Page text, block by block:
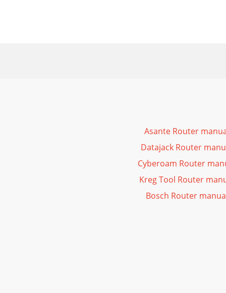
Asante Router
Datajack Router
Cyberoam Router
Kreg Tool Router
Bosch Router